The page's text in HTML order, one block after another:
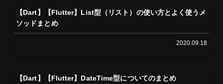
【Dart】【Flutter】List型（リスト）の使い方とよく使うメ
ソッドまとめ
2020.09.18
【Dart】【Flutter】DateTime型についてのまとめ